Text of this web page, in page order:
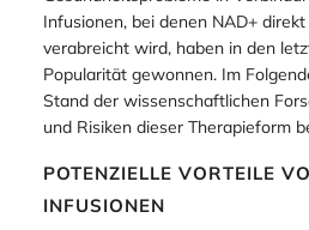
eine zentrale Rolle im
zellulären Reparaturmechanismen
zunehmendem Alter nimmt der
ab, was mit einer Vielzahl
Gesundheitsprobleme in
verabreicht wird, haben in den
Popularität gewonnen. Im